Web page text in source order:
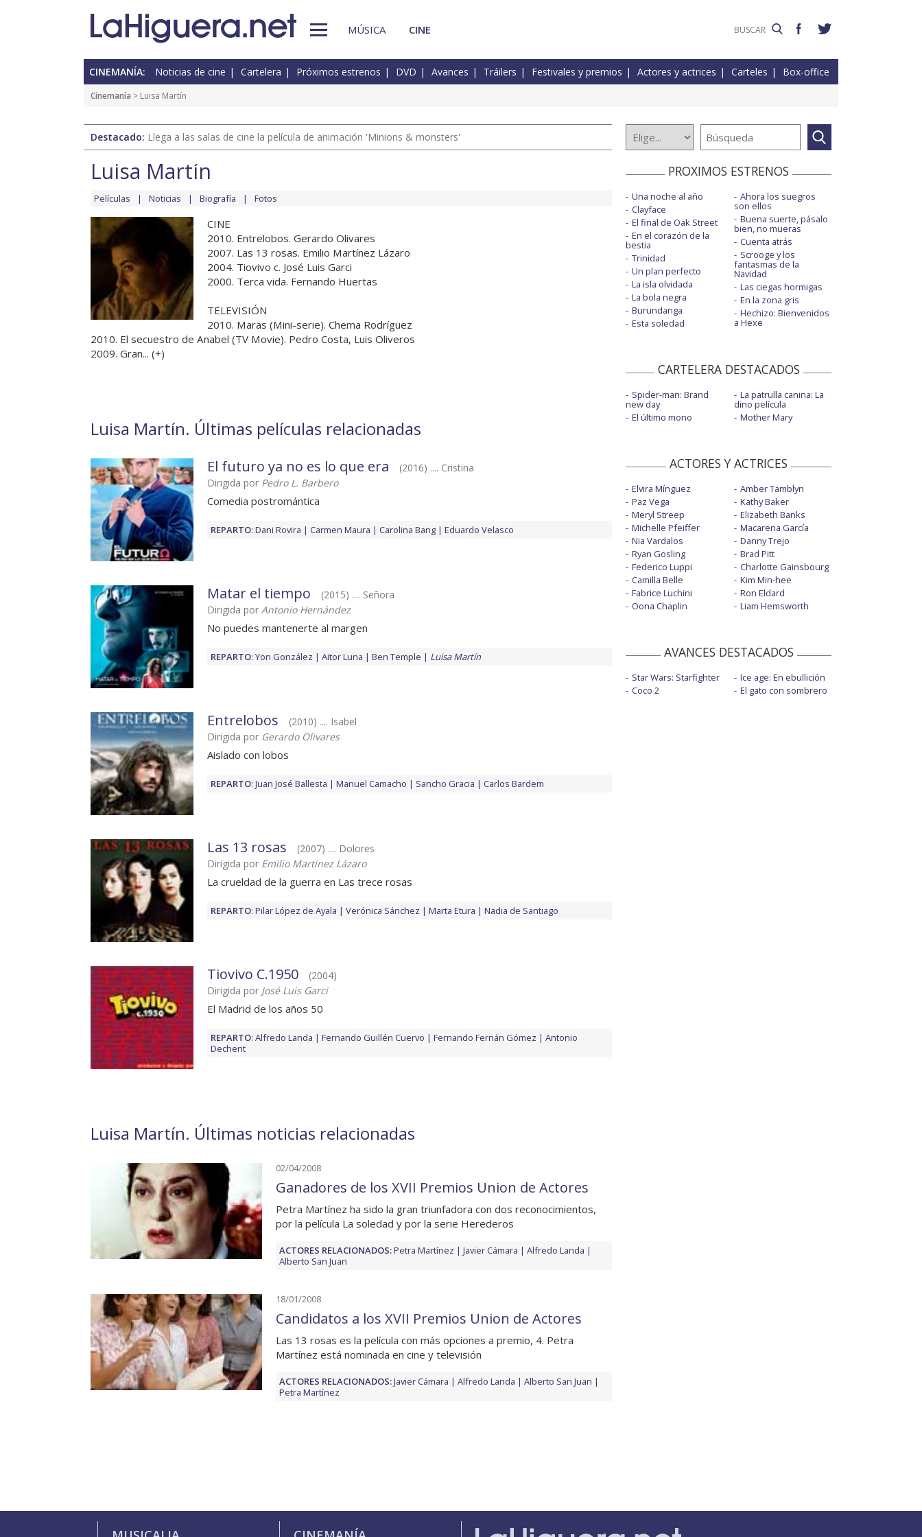
MÚSICA CINE
CINEMANÍA: Noticias de cine Cartelera Próximos estrenos DVD Avances Tráilers Festivales y premios Actores y actrices Carteles Box-office
Cinemanía > Luisa Martín
Destacado: Llega a las salas de cine la película de animación 'Minions & monsters'
Luisa Martín
Películas Noticias Biografía Fotos
CINE
2010. Entrelobos. Gerardo Olivares
2007. Las 13 rosas. Emilio Martínez Lázaro
2004. Tiovivo c. José Luis Garci
2000. Terca vida. Fernando Huertas
TELEVISIÓN
2010. Maras (Mini-serie). Chema Rodríguez
2010. El secuestro de Anabel (TV Movie). Pedro Costa, Luis Oliveros
2009. Gran... (+)
Luisa Martín. Últimas películas relacionadas
El futuro ya no es lo que era
(2016) .... Cristina
Dirigida por Pedro L. Barbero
Comedia postromántica
REPARTO: Dani Rovira Carmen Maura Carolina Bang Eduardo Velasco
Matar el tiempo
(2015) .... Señora
Dirigida por Antonio Hernández
No puedes mantenerte al margen
REPARTO: Yon González Aitor Luna Ben Temple Luisa Martín
Entrelobos
(2010) .... Isabel
Dirigida por Gerardo Olivares
Aislado con lobos
REPARTO: Juan José Ballesta Manuel Camacho Sancho Gracia Carlos Bardem
Las 13 rosas
(2007) .... Dolores
Dirigida por Emilio Martínez Lázaro
La crueldad de la guerra en Las trece rosas
REPARTO: Pilar López de Ayala Verónica Sánchez Marta Etura Nadia de Santiago
Tiovivo C.1950
(2004)
Dirigida por José Luis Garci
El Madrid de los años 50
REPARTO: Alfredo Landa Fernando Guillén Cuervo Fernando Fernán Gómez
Antonio
Dechent
Luisa Martín. Últimas noticias relacionadas
02/04/2008
Ganadores de los XVII Premios Union de Actores
Petra Martínez ha sido la gran triunfadora con dos reconocimientos,
por la película La soledad y por la serie Herederos
ACTORES RELACIONADOS:Petra Martínez Javier Cámara
Alfredo Landa
Alberto San Juan
18/01/2008
Candidatos a los XVII Premios Union de Actores
Las 13 rosas es la película con más opciones a premio, 4. Petra
Martínez está nominada en cine y televisión
ACTORES RELACIONADOS:Javier Cámara Alfredo Landa
Alberto San Juan
Petra Martínez
PROXIMOS ESTRENOS
Una noche al año
Clayface
El final de Oak Street
En el corazón de la
bestia
Trinidad
Un plan perfecto
La isla olvidada
La bola negra
Burundanga
Esta soledad
Ahora los suegros
son ellos
Buena suerte, pásalo
bien, no mueras
Cuenta atrás
Scrooge y los
fantasmas de la
Navidad
Las ciegas hormigas
En la zona gris
Hechizo: Bienvenidos
a Hexe
CARTELERA DESTACADOS
Spider-man: Brand
new day
El último mono
La patrulla canina: La
dino película
Mother Mary
ACTORES Y ACTRICES
Elvira Mínguez
Paz Vega
Meryl Streep
Michelle Pfeiffer
Nia Vardalos
Ryan Gosling
Federico Luppi
Camilla Belle
Fabrice Luchini
Oona Chaplin
Amber Tamblyn
Kathy Baker
Elizabeth Banks
Macarena García
Danny Trejo
Brad Pitt
Charlotte Gainsbourg
Kim Min-hee
Ron Eldard
Liam Hemsworth
AVANCES DESTACADOS
Star Wars: Starfighter
Coco 2
Ice age: En ebullición
El gato con sombrero